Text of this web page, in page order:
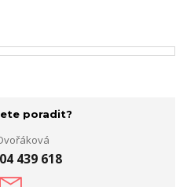
poradit?
439 618